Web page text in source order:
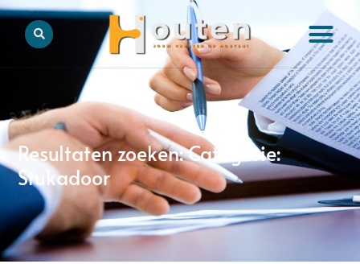
Resultaten zoeken: Categorie:
Stukadoor